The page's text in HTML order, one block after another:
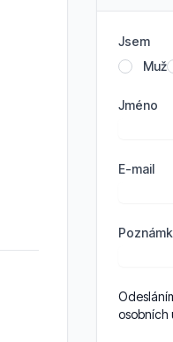
Jsem
Muž
Jméno
E-mail
osobních